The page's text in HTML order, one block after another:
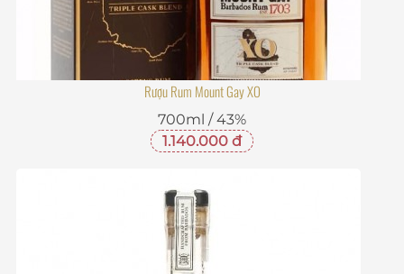
Rượu Rum Mount Gay XO
700ml / 43%
1.140.000 đ